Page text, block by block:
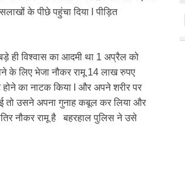
के पीछे पहुंचा दिया l पीड़ित
ही विश्वास का आदमी था 1 अप्रैल को
के लिए भेजा नौकर रामू 14 लाख रुपए
का नाटक किया l और अपने शरीर पर
तो उसने अपना गुनाह कबूल कर लिया और
नौकर रामू है बहरहाल पुलिस ने उसे